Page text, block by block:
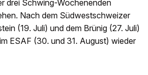
drei Schwing-Wochenenden
Nach dem Südwestschweizer
(19. Juli) und dem Brünig (27. Juli)
ESAF (30. und 31. August) wieder